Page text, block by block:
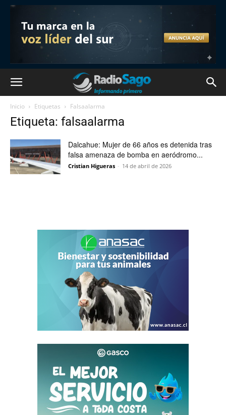
Inicio Etiquetas Falsaalarma
Etiqueta: falsaalarma
Dalcahue: Mujer de 66 años es detenida tras
falsa amenaza de bomba en aeródromo...
Cristian Higueras - 14 de abril de 2026